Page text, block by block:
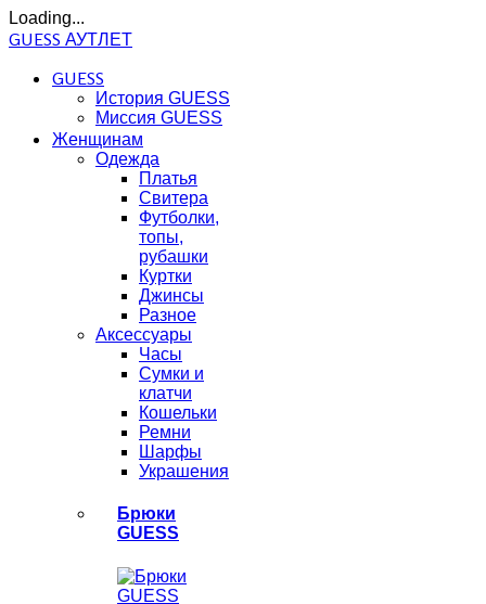
Loading...
GUESS АУТЛЕТ
GUESS
История GUESS
Миссия GUESS
Женщинам
Одежда
Платья
Свитера
Футболки,
топы,
рубашки
Куртки
Джинсы
Разное
Аксессуары
Часы
Сумки и
клатчи
Кошельки
Ремни
Шарфы
Украшения
Брюки
GUESS